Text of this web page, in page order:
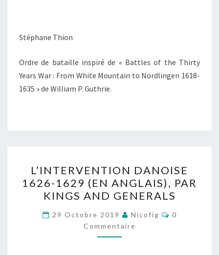
Stéphane Thion
Ordre de bataille inspiré de « Battles of the Thirty
Years War : From White Mountain to Nordlingen 1618-
1635 » de William P. Guthrie.
DANOISE
1626-
1629
(EN
ANGLAIS),
PAR
L’INTERVENTION DANOISE
1626-1629 (EN ANGLAIS), PAR
KINGS AND GENERALS
29 Octobre 2019 Nicofig
0
Commentaire